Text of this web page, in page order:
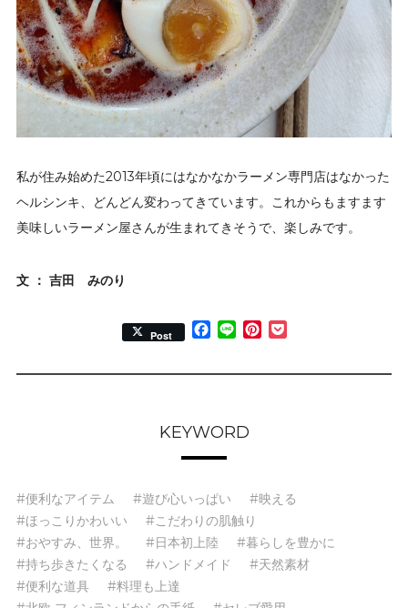
私が住み始めた2013年頃にはなかなかラーメン専門店はなかった
ヘルシンキ、どんどん変わってきています。これからもますます
美味しいラーメン屋さんが生まれてきそうで、楽しみです。
文 ： 吉田 みのり
Post Facebook
Line Pinterest
KEYWORD
#便利なアイテム #遊び心いっぱい
#映える
#ほっこりかわいい
#こだわりの肌触り
#おやすみ、世界。
#日本初上陸
#暮らしを豊かに
#持ち歩きたくなる
#ハンドメイド
#天然素材
#便利な道具
#料理も上達